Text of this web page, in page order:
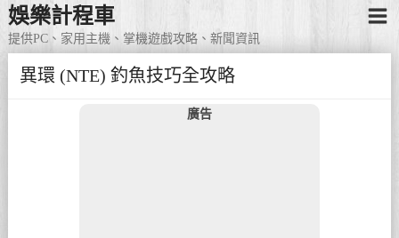
娛樂計程車
提供PC、家用主機、掌機遊戲攻略、新聞資訊
異環 (NTE) 釣魚技巧全攻略
廣告